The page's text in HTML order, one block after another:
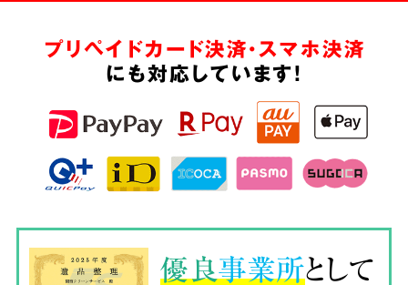
プリペイドカード決済・スマホ決済
にも対応しています!
優良事業所として